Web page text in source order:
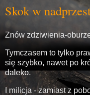
Skok w
Znów zdziwienia-
Tymczasem to tylko
się szybko, nawet po
daleko.
I milicja - zamiast z